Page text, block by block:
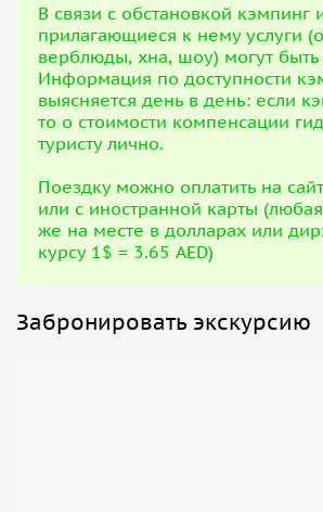
В связи с обстановкой кэмпинг
прилагающиеся к нему услуги
верблюды, хна, шоу) могут быть
Информация по доступности
выясняется день в день: если
то о стоимости компенсации
туристу лично.
Поездку можно оплатить на
или с иностранной карты
же на месте в долларах или
курсу 1$ = 3.65 AED)
Забронировать экскурсию